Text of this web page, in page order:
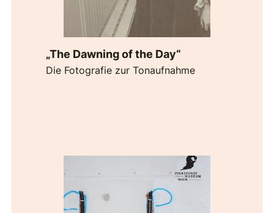
„The Dawning of the Day“
Die Fotografie zur Tonaufnahme